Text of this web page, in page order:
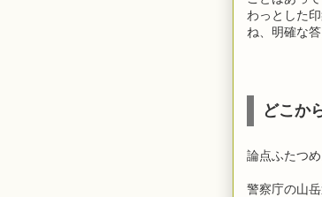
わっとした
ね、明確な
どこか
論点ふたつ
警察庁の山